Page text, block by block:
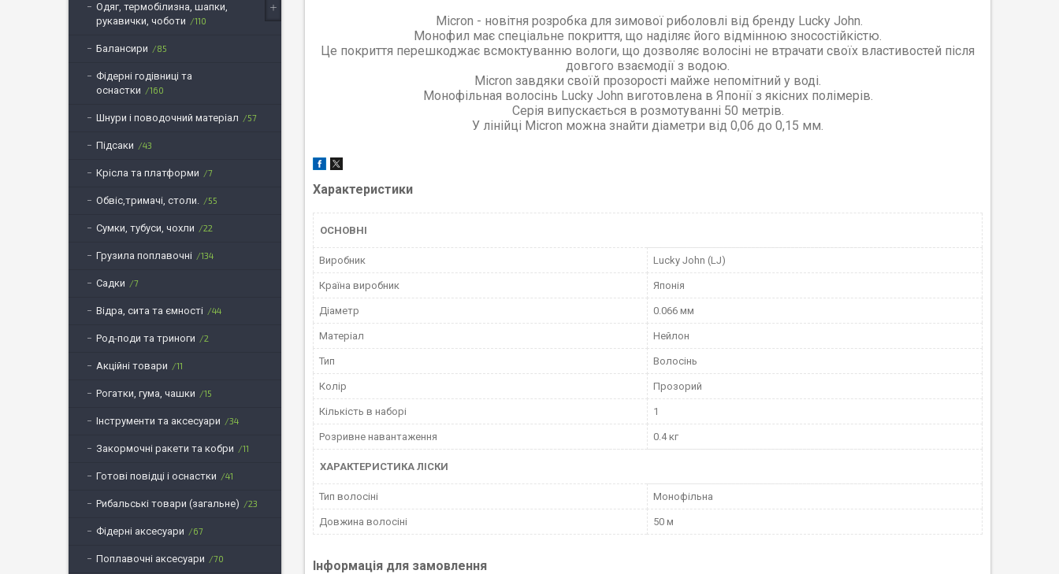
Micron - новітня розробка для зимової риболовлі від бренду Lucky John.
Монофил має спеціальне покриття, що наділяє його відмінною зносостійкістю.
Це покриття перешкоджає всмоктуванню вологи, що дозволяє волосіні не втрачати своїх властивостей після
довгого взаємодії з водою.
Micron завдяки своїй прозорості майже непомітний у воді.
Монофільная волосінь Lucky John виготовлена в Японії з якісних полімерів.
Серія випускається в розмотуванні 50 метрів.
У лінійці Micron можна знайти діаметри від 0,06 до 0,15 мм.
Характеристики
ОСНОВНІ
Виробник Lucky John (LJ)
Країна виробник Японія
Діаметр 0.066 мм
Матеріал Нейлон
Тип Волосінь
Колір Прозорий
Кількість в наборі 1
Розривне навантаження 0.4 кг
ХАРАКТЕРИСТИКА ЛІСКИ
Тип волосіні Монофільна
Довжина волосіні 50 м
Інформація для замовлення
Одяг, термобілизна, шапки,
рукавички, чоботи
110
Балансири 85
Фідерні годівниці та
оснастки
160
Шнури і поводочний матеріал 57
Підсаки 43
Крісла та платформи 7
Обвіс,тримачі, столи. 55
Сумки, тубуси, чохли 22
Грузила поплавочні 134
Садки 7
Відра, сита та ємності 44
Род-поди та триноги 2
Акційні товари 11
Рогатки, гума, чашки 15
Інструменти та аксесуари 34
Закормочні ракети та кобри 11
Готові повідці і оснастки 41
Рибальські товари (загальне) 23
Фідерні аксесуари 67
Поплавочні аксесуари 70